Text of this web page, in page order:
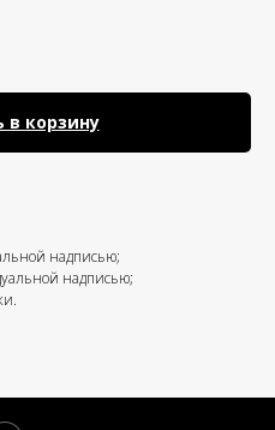
в корзину
надписью;
надписью;